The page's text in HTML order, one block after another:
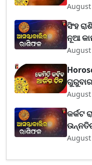
ସିଂହ
ନୂଆ
କର୍କଟ